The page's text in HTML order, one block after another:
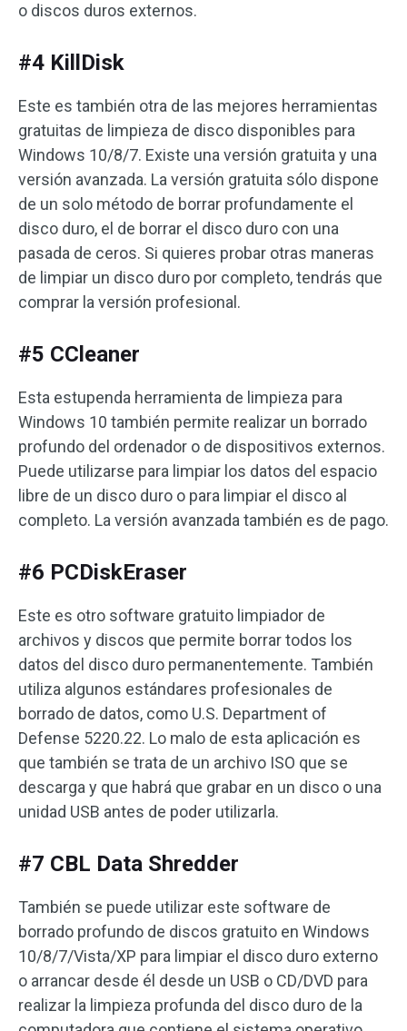
o discos duros externos.
#4 KillDisk
Este es también otra de las mejores herramientas
gratuitas de limpieza de disco disponibles para
Windows 10/8/7. Existe una versión gratuita y una
versión avanzada. La versión gratuita sólo dispone
de un solo método de borrar profundamente el
disco duro, el de borrar el disco duro con una
pasada de ceros. Si quieres probar otras maneras
de limpiar un disco duro por completo, tendrás que
comprar la versión profesional.
#5 CCleaner
Esta estupenda herramienta de limpieza para
Windows 10 también permite realizar un borrado
profundo del ordenador o de dispositivos externos.
Puede utilizarse para limpiar los datos del espacio
libre de un disco duro o para limpiar el disco al
completo. La versión avanzada también es de pago.
#6 PCDiskEraser
Este es otro software gratuito limpiador de
archivos y discos que permite borrar todos los
datos del disco duro permanentemente. También
utiliza algunos estándares profesionales de
borrado de datos, como U.S. Department of
Defense 5220.22. Lo malo de esta aplicación es
que también se trata de un archivo ISO que se
descarga y que habrá que grabar en un disco o una
unidad USB antes de poder utilizarla.
#7 CBL Data Shredder
También se puede utilizar este software de
borrado profundo de discos gratuito en Windows
10/8/7/Vista/XP para limpiar el disco duro externo
o arrancar desde él desde un USB o CD/DVD para
realizar la limpieza profunda del disco duro de la